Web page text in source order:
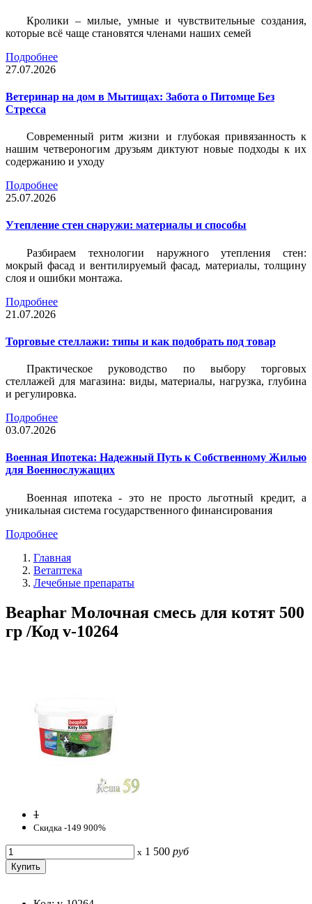
Кролики – милые, умные и чувствительные создания,
которые всё чаще становятся членами наших семей
Подробнее
27.07.2026
Ветеринар на дом в Мытищах: Забота о Питомце Без
Стресса
Современный ритм жизни и глубокая привязанность к
нашим четвероногим друзьям диктуют новые подходы к их
содержанию и уходу
Подробнее
25.07.2026
Утепление стен снаружи: материалы и способы
Разбираем технологии наружного утепления стен:
мокрый фасад и вентилируемый фасад, материалы, толщину
слоя и ошибки монтажа.
Подробнее
21.07.2026
Торговые стеллажи: типы и как подобрать под товар
Практическое руководство по выбору торговых
стеллажей для магазина: виды, материалы, нагрузка, глубина
и регулировка.
Подробнее
03.07.2026
Военная Ипотека: Надежный Путь к Собственному Жилью
для Военнослужащих
Военная ипотека - это не просто льготный кредит, а
уникальная система государственного финансирования
Подробнее
Главная
Ветаптека
Лечебные препараты
Beaphar Молочная смесь для котят 500
гр /Код v-10264
1
Скидка -149 900%
x 1 500 руб